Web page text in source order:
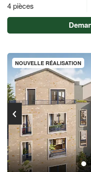
4 pièces
NOUVELLE RÉALISATION